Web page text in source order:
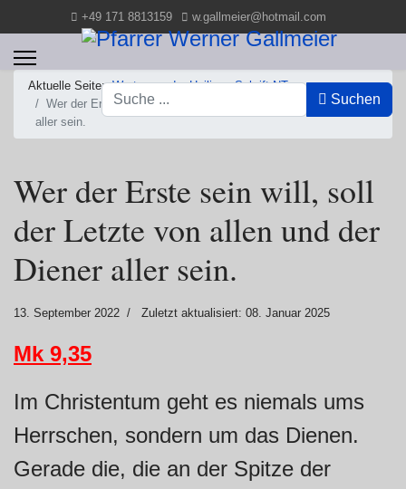
+49 171 8813159 w.gallmeier@hotmail.com
Suchen
Suchen
Aktuelle Seite:Worte aus der Heiligen Schrift NT
Wer der Erste sein will, soll der Letzte von allen und der Diener
aller sein.
Wer der Erste sein will, soll
der Letzte von allen und der
Diener aller sein.
13. September 2022 Zuletzt aktualisiert: 08. Januar 2025
Mk 9,35
Im Christentum geht es niemals ums
Herrschen, sondern um das Dienen.
Gerade die, die an der Spitze der